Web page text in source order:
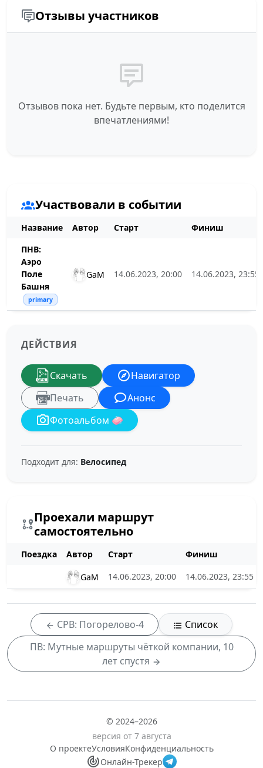
Отзывы участников
Отзывов пока нет. Будьте первым, кто поделится
впечатлениями!
Участвовали в событии
Название Автор Старт
Финиш
ПНВ:
Аэро
Поле
Башня
primary
GaM 14.06.2023, 20:00 14.06.2023, 23:55
ДЕЙСТВИЯ
Скачать
Навигатор
Печать
Анонс
Фотоальбом 🧼
Подходит для: Велосипед
Проехали маршрут
самостоятельно
Поездка Автор Старт Финиш
GaM 14.06.2023, 20:00 14.06.2023, 23:55
СРВ: Погорелово-4
Список
ПВ: Мутные маршруты чёткой компании, 10
лет спустя
© 2024–2026
версия от 7 августа
О проектеУсловияКонфиденциальность
Онлайн-Трекер